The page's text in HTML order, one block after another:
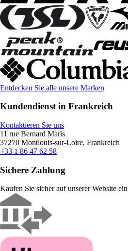
Entdecken Sie alle unsere Marken
Kundendienst in Frankreich
Kontaktieren Sie uns
11 rue Bernard Maris
37270 Montlouis-sur-Loire, Frankreich
+33 1 86 47 62 58
Sichere Zahlung
Kaufen Sie sicher auf unserer Website ein